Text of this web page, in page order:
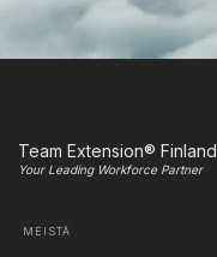
Team Extension® Finland
Your Leading Workforce Partner
MEISTÄ